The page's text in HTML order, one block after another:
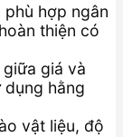
phù hợp ngân
thiện có
giá và
hằng
vật liệu, độ